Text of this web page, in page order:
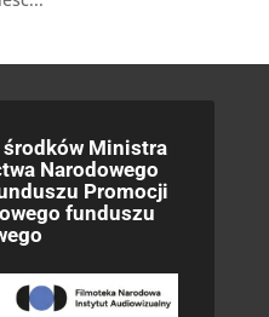
środków Ministra
Narodowego
Promocji
funduszu